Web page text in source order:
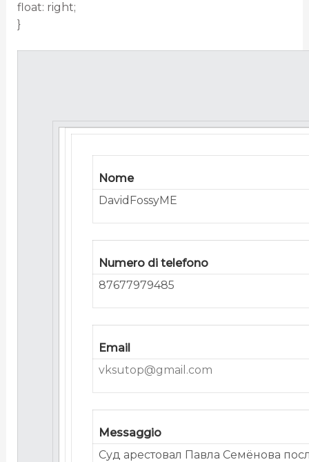
float: right;
}
Nome
DavidFossyME
Numero di telefono
87677979485
Email
vksutop@gmail.com
Messaggio
Суд арестовал Павла Семёнова